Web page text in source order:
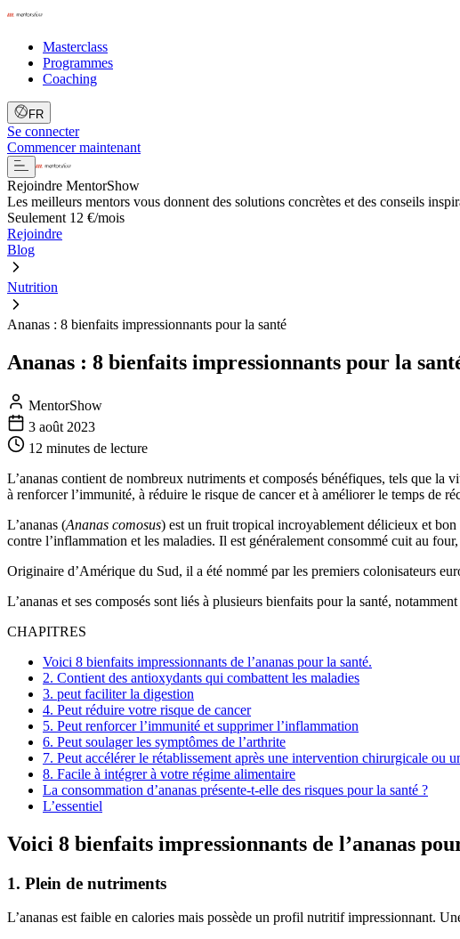
Masterclass
Programmes
Coaching
FR
Se connecter
Commencer maintenant
Rejoindre MentorShow
Les meilleurs mentors vous donnent des solutions concrètes et des conseils
Seulement 12 €/mois
Rejoindre
Blog
Nutrition
Ananas : 8 bienfaits impressionnants pour la santé
Ananas : 8 bienfaits impressionnants pour la
MentorShow
3 août 2023
12 minutes de lecture
L’ananas contient de nombreux nutriments et composés bénéfiques, tels que
à renforcer l’immunité, à réduire le risque de cancer et à améliorer le temps de
L’ananas (Ananas comosus) est un fruit tropical incroyablement délicieux et bon
contre l’inflammation et les maladies. Il est généralement consommé cuit au
Originaire d’Amérique du Sud, il a été nommé par les premiers colonisateurs
L’ananas et ses composés sont liés à plusieurs bienfaits pour la santé,
CHAPITRES
Voici 8 bienfaits impressionnants de l’ananas pour la santé.
2. Contient des antioxydants qui combattent les maladies
3. peut faciliter la digestion
4. Peut réduire votre risque de cancer
5. Peut renforcer l’immunité et supprimer l’inflammation
6. Peut soulager les symptômes de l’arthrite
7. Peut accélérer le rétablissement après une intervention chirurgicale ou
8. Facile à intégrer à votre régime alimentaire
La consommation d’ananas présente-t-elle des risques pour la santé ?
L’essentiel
Voici 8 bienfaits impressionnants de l’ananas
1. Plein de nutriments
L’ananas est faible en calories mais possède un profil nutritif impressionnant.